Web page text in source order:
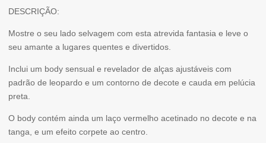
DESCRIÇÃO:
Mostre o seu lado selvagem com esta atrevida fantasia e leve o
seu amante a lugares quentes e divertidos.
Inclui um body sensual e revelador de alças ajustáveis com
padrão de leopardo e um contorno de decote e cauda em pelúcia
preta.
O body contém ainda um laço vermelho acetinado no decote e na
tanga, e um efeito corpete ao centro.